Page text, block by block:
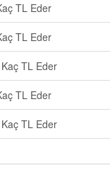
TL Eder
TL Eder
TL Eder
TL Eder
TL Eder